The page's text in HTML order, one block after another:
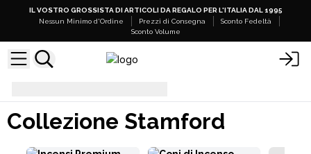
IL VOSTRO GROSSISTA DI ARTICOLI DA REGALO PER L'ITALIA DAL 1995
Nessun Minimo d'Ordine
Prezzi di Consegna
Sconto Fedeltà
Sconto Volume
Collezione Stamford